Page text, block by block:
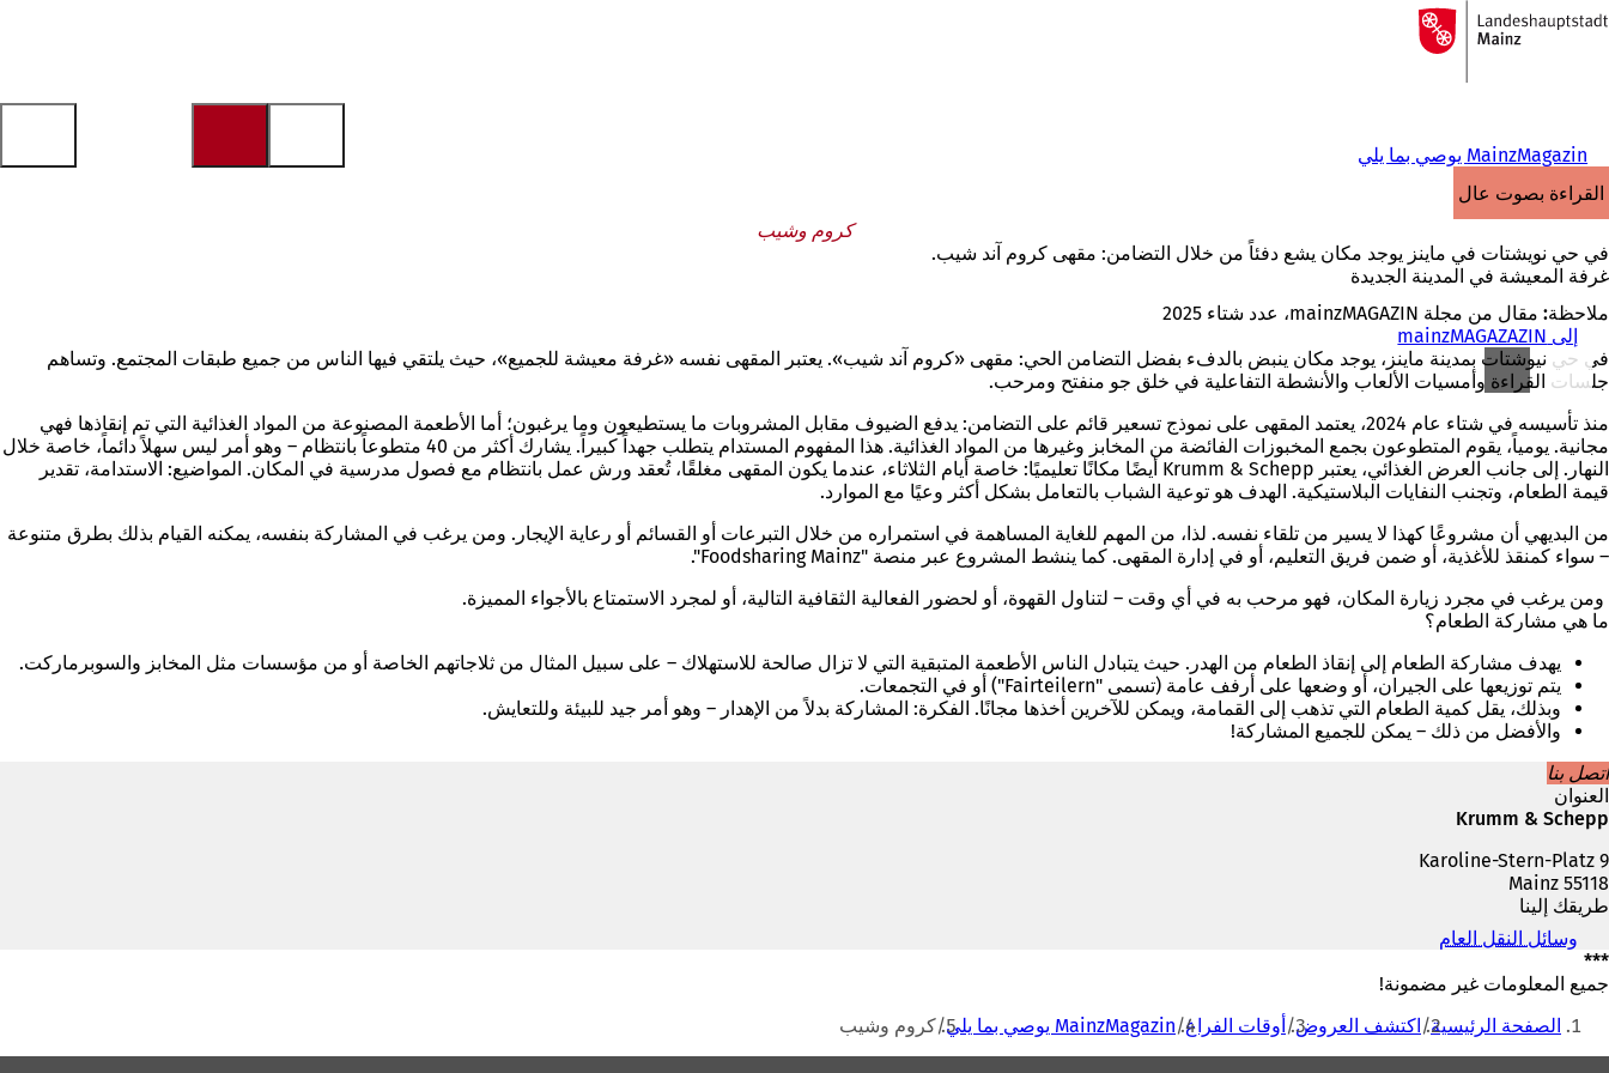
الانتقال إلى المحتوى
إلى
الصفحة
MainzMagazin يوصي بما يلي
القراءة بصوت عالٍ
كروم وشيب
في حي نويشتات في ماينز يوجد مكان يشع دفئاً من خلال التضامن: مقهى كروم آند شيب.
غرفة المعيشة في المدينة الجديدة
ملاحظة: مقال من مجلة mainzMAGAZIN، عدد شتاء 2025
إلى mainzMAGAZAZIN
في حي نيوشتات بمدينة ماينز، يوجد مكان ينبض بالدفء بفضل التضامن الحي: مقهى «كروم آند شيب». يعتبر المقهى نفسه «غرفة معيشة للجميع»، حيث يلتقي فيها الناس من جميع طبقات المجتمع. وتساهم
جلسات القراءة وأمسيات الألعاب والأنشطة التفاعلية في خلق جو منفتح ومرحب.
منذ تأسيسه في شتاء عام 2024، يعتمد المقهى على نموذج تسعير قائم على التضامن: يدفع الضيوف مقابل المشروبات ما يستطيعون وما يرغبون؛ أما الأطعمة المصنوعة من المواد الغذائية التي تم إنقاذها فهي
مجانية. يومياً، يقوم المتطوعون بجمع المخبوزات الفائضة من المخابز وغيرها من المواد الغذائية. هذا المفهوم المستدام يتطلب جهداً كبيراً. يشارك أكثر من 40 متطوعاً بانتظام – وهو أمر ليس سهلاً دائماً، خاصة خلال
النهار. إلى جانب العرض الغذائي، يعتبر Krumm & Schepp أيضًا مكانًا تعليميًا: خاصة أيام الثلاثاء، عندما يكون المقهى مغلقًا، تُعقد ورش عمل بانتظام مع فصول مدرسية في المكان. المواضيع: الاستدامة، تقدير
قيمة الطعام، وتجنب النفايات البلاستيكية. الهدف هو توعية الشباب بالتعامل بشكل أكثر وعيًا مع الموارد.
من البديهي أن مشروعًا كهذا لا يسير من تلقاء نفسه. لذا، من المهم للغاية المساهمة في استمراره من خلال التبرعات أو القسائم أو رعاية الإيجار. ومن يرغب في المشاركة بنفسه، يمكنه القيام بذلك بطرق متنوعة
– سواء كمنقذ للأغذية، أو ضمن فريق التعليم، أو في إدارة المقهى. كما ينشط المشروع عبر منصة "Foodsharing Mainz".
ومن يرغب في مجرد زيارة المكان، فهو مرحب به في أي وقت – لتناول القهوة، أو لحضور الفعالية الثقافية التالية، أو لمجرد الاستمتاع بالأجواء المميزة.
ما هي مشاركة الطعام؟
يهدف مشاركة الطعام إلى إنقاذ الطعام من الهدر. حيث يتبادل الناس الأطعمة المتبقية التي لا تزال صالحة للاستهلاك – على سبيل المثال من ثلاجاتهم الخاصة أو من مؤسسات مثل المخابز والسوبرماركت.
يتم توزيعها على الجيران، أو وضعها على أرفف عامة (تسمى "Fairteilern") أو في التجمعات.
وبذلك، يقل كمية الطعام التي تذهب إلى القمامة، ويمكن للآخرين أخذها مجانًا. الفكرة: المشاركة بدلاً من الإهدار – وهو أمر جيد للبيئة وللتعايش.
والأفضل من ذلك – يمكن للجميع المشاركة!
اتصل بنا
العنوان
Krumm & Schepp
Karoline-Stern-Platz 9
55118 Mainz
طريقك إلينا
وسائل النقل العام
ف
ح
ف
***
جميع المعلومات غير مضمونة!
أنت الصفحة الرئيسية اكتشف العروض أوقات الفراغ MainzMagazin يوصي بما يلي كروم وشيب